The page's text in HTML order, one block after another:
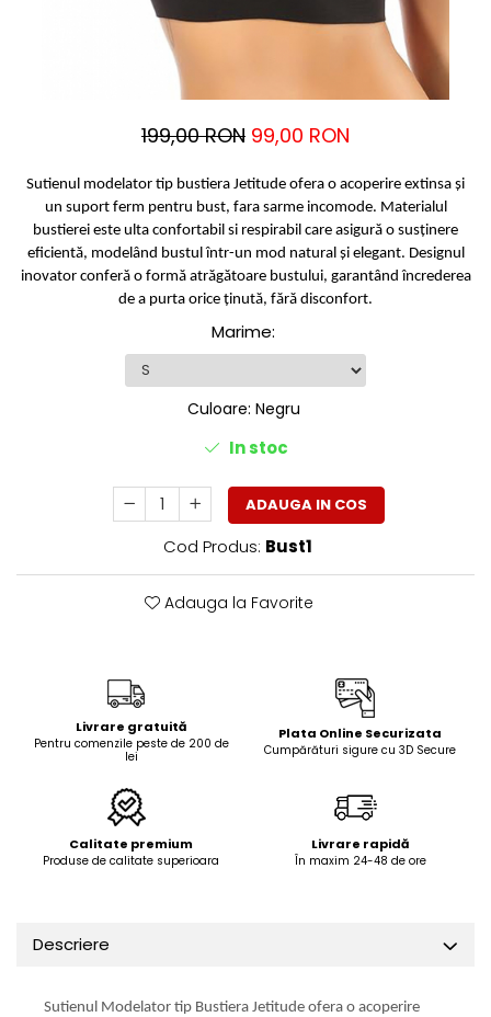
199,00 RON 99,00 RON
Sutienul modelator tip bustiera Jetitude ofera o acoperire extinsa și
un suport ferm pentru bust, fara sarme incomode. Materialul
bustierei este ulta confortabil si respirabil care asigură o susținere
eficientă, modelând bustul într-un mod natural și elegant. Designul
inovator conferă o formă atrăgătoare bustului, garantând încrederea
de a purta orice ținută, fără disconfort.
Marime:
Culoare: Negru
In stoc
ADAUGA IN COS
Cod Produs: Bust1
Adauga la Favorite
Livrare gratuită
Pentru comenzile peste de 200 de
lei
Plata Online Securizata
Cumpărături sigure cu 3D Secure
Calitate premium
Produse de calitate superioara
Livrare rapidă
În maxim 24-48 de ore
Descriere
Sutienul Modelator tip Bustiera Jetitude ofera o acoperire